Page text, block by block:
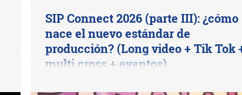
SIP Connect 2026 (parte III): ¿cómo
nace el nuevo estándar de
producción? (Long video + Tik Tok
multi cross + eventos)